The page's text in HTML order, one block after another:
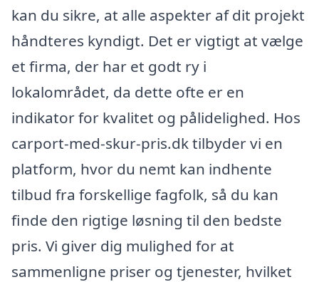
kan du sikre, at alle aspekter af dit projekt
håndteres kyndigt. Det er vigtigt at vælge
et firma, der har et godt ry i
lokalområdet, da dette ofte er en
indikator for kvalitet og pålidelighed. Hos
carport-med-skur-pris.dk tilbyder vi en
platform, hvor du nemt kan indhente
tilbud fra forskellige fagfolk, så du kan
finde den rigtige løsning til den bedste
pris. Vi giver dig mulighed for at
sammenligne priser og tjenester, hvilket